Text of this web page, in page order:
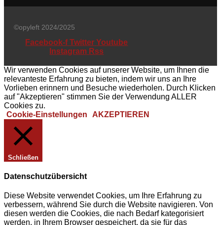
©opyleft 2024/2025
Facebook-f Twitter Youtube
Instagram Rss
Wir verwenden Cookies auf unserer Website, um Ihnen die
relevanteste Erfahrung zu bieten, indem wir uns an Ihre
Vorlieben erinnern und Besuche wiederholen. Durch Klicken
auf "Akzeptieren" stimmen Sie der Verwendung ALLER
Cookies zu.
Cookie-Einstellungen
AKZEPTIEREN
Schließen
Datenschutzübersicht
Diese Website verwendet Cookies, um Ihre Erfahrung zu
verbessern, während Sie durch die Website navigieren. Von
diesen werden die Cookies, die nach Bedarf kategorisiert
werden, in Ihrem Browser gespeichert, da sie für das